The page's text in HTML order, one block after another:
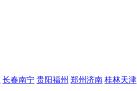
长春南宁 贵阳福州 郑州济南 桂林天津